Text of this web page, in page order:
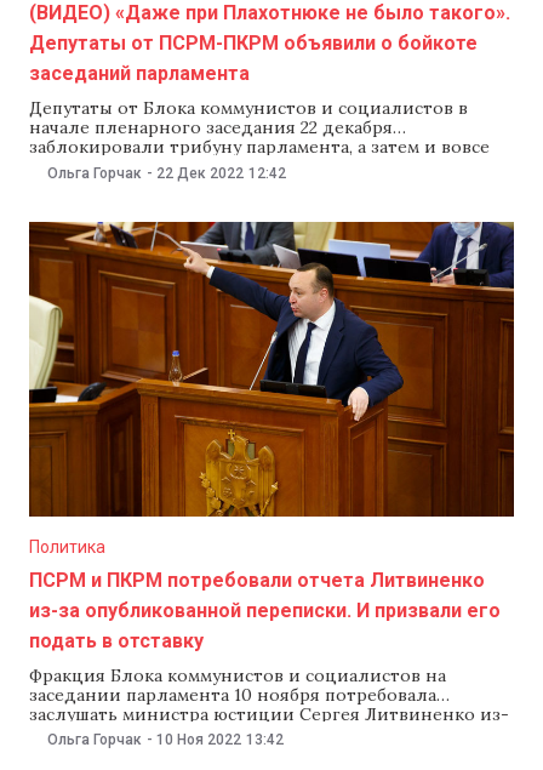
(ВИДЕО) «Даже при Плахотнюке не было такого».
Депутаты от ПСРМ-ПКРМ объявили о бойкоте
заседаний парламента
Депутаты от Блока коммунистов и социалистов в
начале пленарного заседания 22 декабря
заблокировали трибуну парламента, а затем и вовсе
покинули зал заседаний в «знак солидарности с
сотрудниками закрытых телеканалов». Как заявил
бойкотировать все заседания парламента и требует
проведения досрочных выборов. «Мы солидарны с
более
Ольга Горчак - 22 Дек 2022 12:42
Политика
ПСРМ и ПКРМ потребовали отчета Литвиненко
из-за опубликованной переписки. И призвали его
подать в отставку
Фракция Блока коммунистов и социалистов на
заседании парламента 10 ноября потребовала
заслушать министра юстиции Сергея Литвиненко из-
за якобы его переписки в телеграм-канале, которую
опубликовали на одном из сайтов. Депутат от ПСРМ
Ольга Горчак - 10 Ноя 2022 13:42